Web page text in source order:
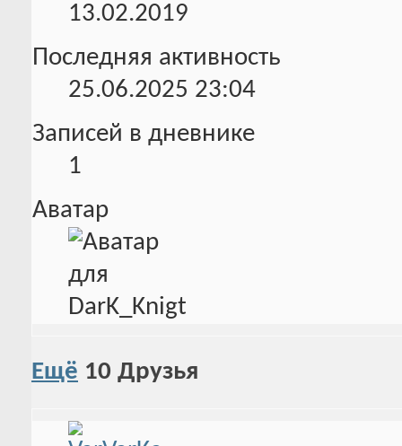
13.02.2019
Последняя активность
25.06.2025 23:04
Записей в дневнике
1
Аватар
Ещё 10 Друзья